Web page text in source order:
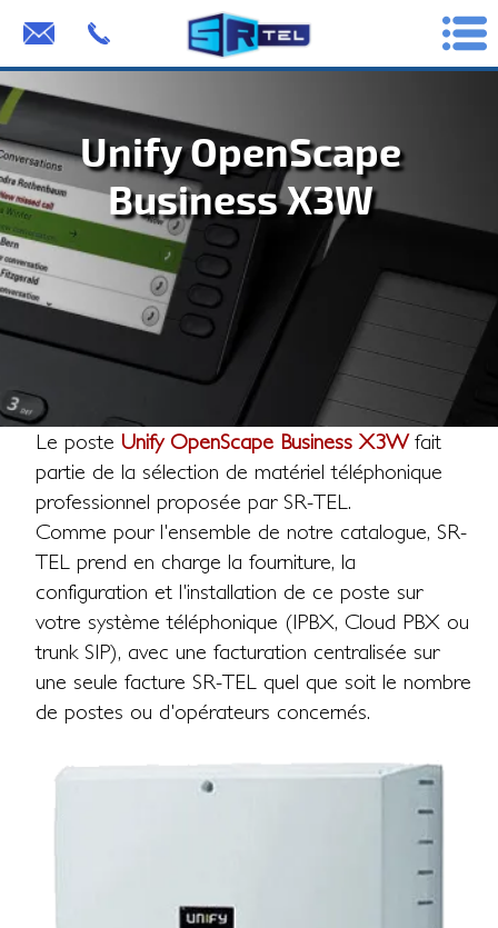
Unify OpenScape
Business X3W
Le poste Unify OpenScape Business X3Wfait
partie de la sélection de matériel téléphonique
professionnel proposée par SR-TEL.
Comme pour l'ensemble de notre catalogue, SR-
TEL prend en charge la fourniture, la
configuration et l'installation de ce poste sur
votre système téléphonique (IPBX, Cloud PBX ou
trunk SIP), avec une facturation centralisée sur
une seule facture SR-TEL quel que soit le nombre
de postes ou d'opérateurs concernés.